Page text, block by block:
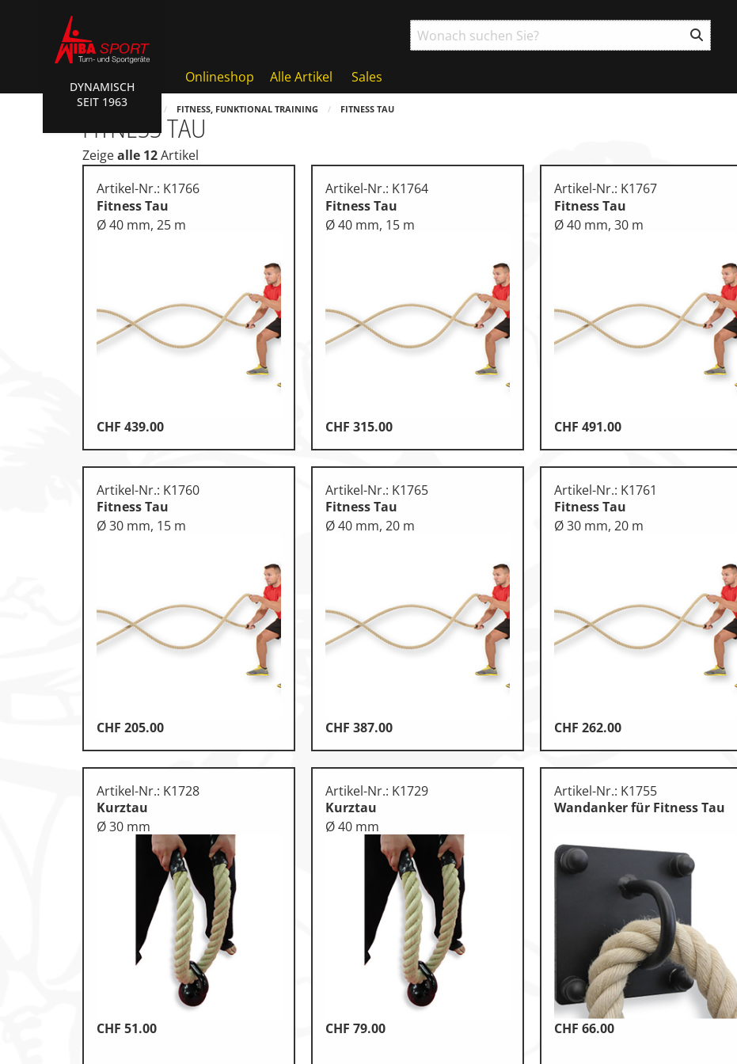
DYNAMISCH
SEIT 1963
Onlineshop Alle Artikel
Sales
Badminton, Faustball
Basketball Systeme
Bälle, Ballzubehör
Cube Sports
Fitness, Funktional Training
Hockey, Base-, Tchouk-, Funball
Kampfsport
Klettern
Leichtathletik
Technische Dokumentation
Tennis, Tischtennis
Training, Vereinsbedarf
Turnen, Gymnastik, Ballett
Volleyball, Beachvolleyball
Wassersport
HOME FITNESS, FUNKTIONAL TRAINING FITNESS TAU
FITNESS TAU
Zeigealle 12Artikel
Artikel-Nr.: K1766
Fitness Tau
Ø 40 mm, 25 m
CHF 439.00
Artikel-Nr.: K1764
Fitness Tau
Ø 40 mm, 15 m
CHF 315.00
Artikel-Nr.: K1767
Fitness Tau
Ø 40 mm, 30 m
CHF 491.00
Artikel-Nr.: K1760
Fitness Tau
Ø 30 mm, 15 m
CHF 205.00
Artikel-Nr.: K1765
Fitness Tau
Ø 40 mm, 20 m
CHF 387.00
Artikel-Nr.: K1761
Fitness Tau
Ø 30 mm, 20 m
CHF 262.00
Artikel-Nr.: K1728
Kurztau
Ø 30 mm
CHF 51.00
Artikel-Nr.: K1729
Kurztau
Ø 40 mm
CHF 79.00
Artikel-Nr.: K1755
Wandanker für Fitness Tau
CHF 66.00